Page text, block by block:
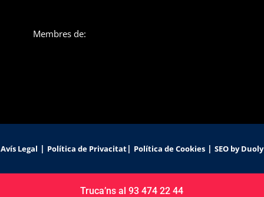
Membres de:
Avís Legal | Política de Privacitat| Política de Cookies | SEO by Duoly
Truca’ns al 93 474 22 44